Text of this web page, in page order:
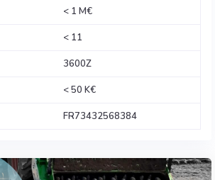
< 1 M€
< 11
3600Z
< 50 K€
FR73432568384